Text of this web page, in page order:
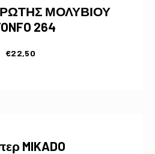
ΜΟΛΥΒΙΟΥ
264
€22,50
MIKADO